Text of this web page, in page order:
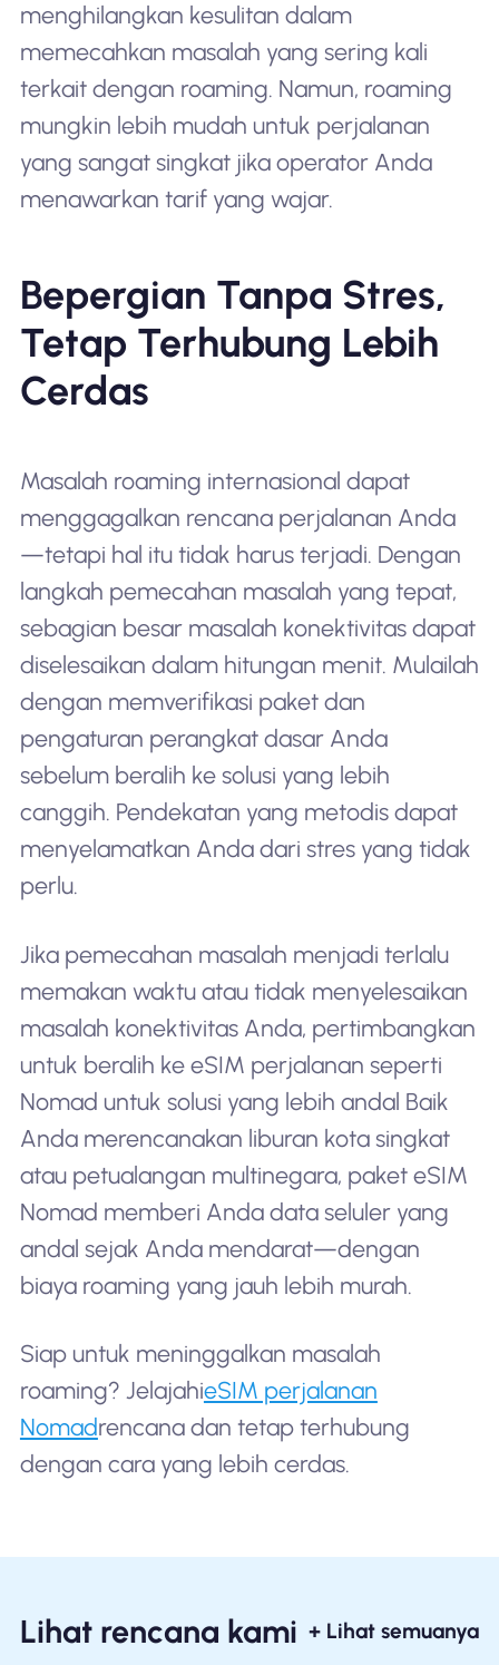
menghilangkan kesulitan dalam
memecahkan masalah yang sering kali
terkait dengan roaming. Namun, roaming
mungkin lebih mudah untuk perjalanan
yang sangat singkat jika operator Anda
menawarkan tarif yang wajar.
Bepergian Tanpa Stres,
Tetap Terhubung Lebih
Cerdas
Masalah roaming internasional dapat
menggagalkan rencana perjalanan Anda
—tetapi hal itu tidak harus terjadi. Dengan
langkah pemecahan masalah yang tepat,
sebagian besar masalah konektivitas dapat
diselesaikan dalam hitungan menit. Mulailah
dengan memverifikasi paket dan
pengaturan perangkat dasar Anda
sebelum beralih ke solusi yang lebih
canggih. Pendekatan yang metodis dapat
menyelamatkan Anda dari stres yang tidak
perlu.
Jika pemecahan masalah menjadi terlalu
memakan waktu atau tidak menyelesaikan
masalah konektivitas Anda, pertimbangkan
untuk beralih ke eSIM perjalanan seperti
Nomad untuk solusi yang lebih andal Baik
Anda merencanakan liburan kota singkat
atau petualangan multinegara, paket eSIM
Nomad memberi Anda data seluler yang
andal sejak Anda mendarat—dengan
biaya roaming yang jauh lebih murah.
Siap untuk meninggalkan masalah
roaming? JelajahieSIM perjalanan
Nomadrencana dan tetap terhubung
dengan cara yang lebih cerdas.
Lihat rencana kami + Lihat semuanya